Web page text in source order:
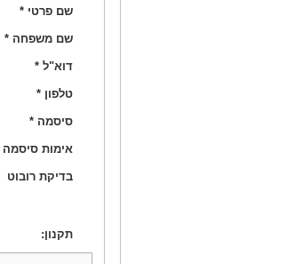
שם פרטי *
שם משפחה *
דוא"ל *
טלפון *
סיסמה *
אימות סיסמה
בדיקת רובוט
תקנון: